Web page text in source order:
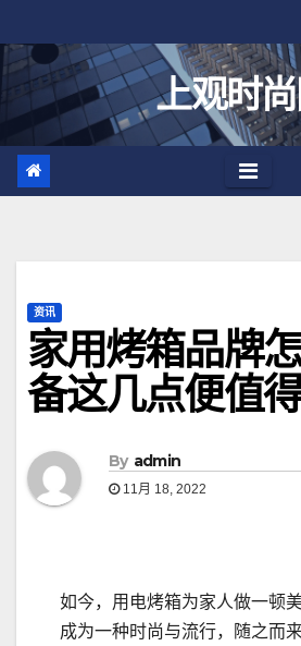
至
上观时
资讯
家用烤箱品牌
备这几点便值
By admin
11月 18, 2022
如今，用电烤箱为家人做一顿
成为一种时尚与流行，随之而